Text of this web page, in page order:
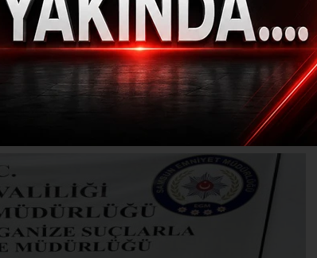
11 bin 760 adet
geçirildi
- İhlas Haber Ajansı | 30.06.2024 - 15:33, Güncelleme: